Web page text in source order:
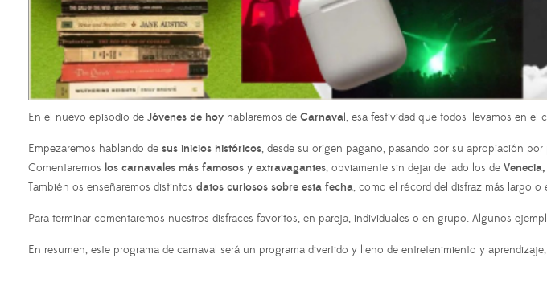
En el nuevo episodio de Jóvenes de hoy hablaremos de Carnaval, esa festividad que todos llevamos en el
Empezaremos hablando de sus inicios históricos, desde su origen pagano, pasando por su apropiación
Comentaremos los carnavales más famosos y extravagantes, obviamente sin dejar de lado los de
También os enseñaremos distintos datos curiosos sobre esta fecha, como el récord del disfraz más largo o
Para terminar comentaremos nuestros disfraces favoritos, en pareja, individuales o en grupo. Algunos
En resumen, este programa de carnaval será un programa divertido y lleno de entretenimiento y